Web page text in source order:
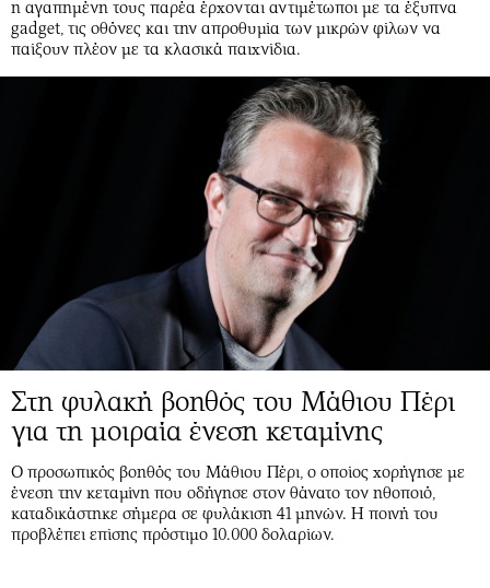
η αγαπημένη τους παρέα έρχονται αντιμέτωποι με τα έξυπνα
gadget, τις οθόνες και την απροθυμία των μικρών φίλων να
παίξουν πλέον με τα κλασικά παιχνίδια.
Στη φυλακή βοηθός του Μάθιου Πέρι
για τη μοιραία ένεση κεταμίνης
Ο προσωπικός βοηθός του Μάθιου Πέρι, ο οποίος χορήγησε με
ένεση την κεταμίνη που οδήγησε στον θάνατο τον ηθοποιό,
καταδικάστηκε σήμερα σε φυλάκιση 41 μηνών. Η ποινή του
προβλέπει επίσης πρόστιμο 10.000 δολαρίων.